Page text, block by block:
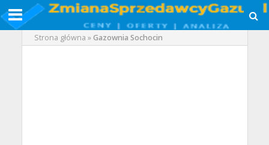
Strona główna »Gazownia Sochocin